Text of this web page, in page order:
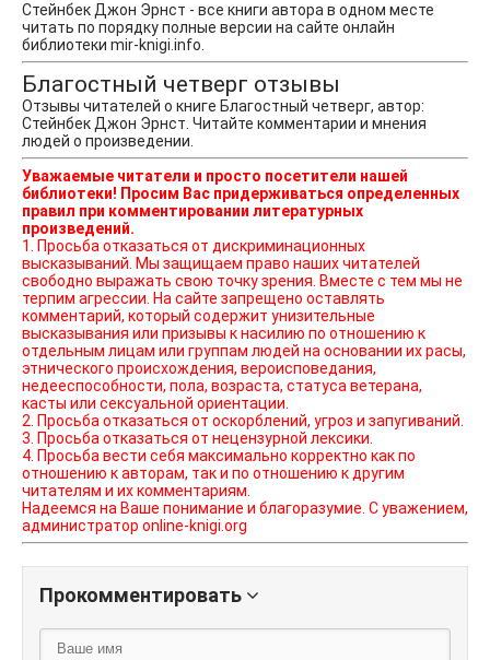
Стейнбек Джон Эрнст - все книги автора в одном месте
читать по порядку полные версии на сайте онлайн
библиотеки mir-knigi.info.
Благостный четверг отзывы
Отзывы читателей о книге Благостный четверг, автор:
Стейнбек Джон Эрнст. Читайте комментарии и мнения
людей о произведении.
Уважаемые читатели и просто посетители нашей
библиотеки! Просим Вас придерживаться определенных
правил при комментировании литературных
произведений.
1. Просьба отказаться от дискриминационных
высказываний. Мы защищаем право наших читателей
свободно выражать свою точку зрения. Вместе с тем мы не
терпим агрессии. На сайте запрещено оставлять
комментарий, который содержит унизительные
высказывания или призывы к насилию по отношению к
отдельным лицам или группам людей на основании их расы,
этнического происхождения, вероисповедания,
недееспособности, пола, возраста, статуса ветерана,
касты или сексуальной ориентации.
2. Просьба отказаться от оскорблений, угроз и запугиваний.
3. Просьба отказаться от нецензурной лексики.
4. Просьба вести себя максимально корректно как по
отношению к авторам, так и по отношению к другим
читателям и их комментариям.
Надеемся на Ваше понимание и благоразумие. С уважением,
администратор online-knigi.org
Прокомментировать